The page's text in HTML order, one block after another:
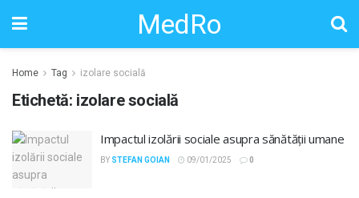
MedRo
Home Tag izolare socială
Etichetă: izolare socială
Impactul izolării sociale asupra sănătății umane
BY STEFAN GOIAN 09/01/2025 0